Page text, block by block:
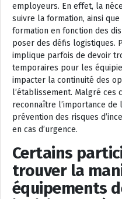
employeurs. En effet, la
suivre la formation, ainsi que
formation en fonction des
poser des défis logistiques.
implique parfois de devoir
temporaires pour les
impacter la continuité des
l’établissement. Malgré
reconnaître l’importance de
prévention des risques
en cas d’urgence.
Certains
trouver la
équipements